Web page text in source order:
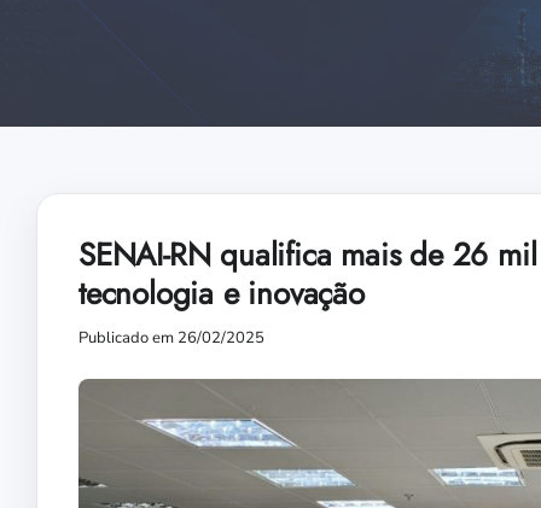
SENAI-RN qualifica mais de 26
tecnologia e inovação
Publicado em 26/02/2025